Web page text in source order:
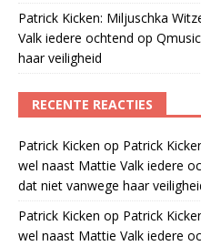
Patrick Kicken: Miljuschka
Valk iedere ochtend op
haar veiligheid
RECENTE REACTIES
Patrick Kicken op Patrick
wel naast Mattie Valk iedere
dat niet vanwege haar
Patrick Kicken op Patrick
wel naast Mattie Valk iedere